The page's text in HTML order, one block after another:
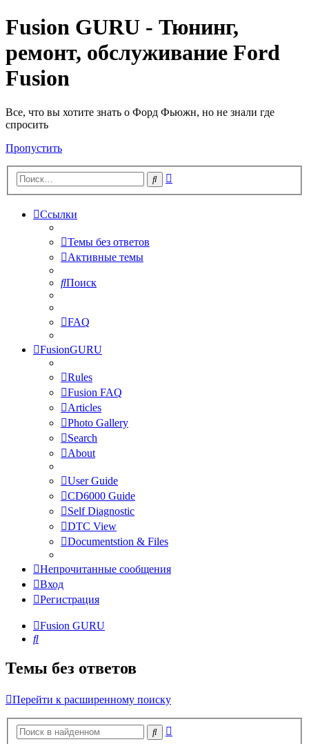
Fusion GURU - Тюнинг,
ремонт, обслуживание Ford
Fusion
Все, что вы хотите знать о Форд Фьюжн, но не знали где
спросить
Пропустить
Поиск
Ссылки
Темы без ответов
Активные темы
Поиск
FAQ
FusionGURU
Rules
Fusion FAQ
Articles
Photo Gallery
Search
About
User Guide
CD6000 Guide
Self Diagnostic
DTC View
Documentstion & Files
Непрочитанные сообщения
Вход
Регистрация
Fusion GURU
Поиск
Темы без ответов
Перейти к расширенному поиску
Поиск